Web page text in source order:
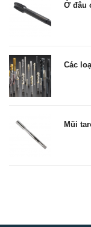
Ở đâu
Các
Mũi